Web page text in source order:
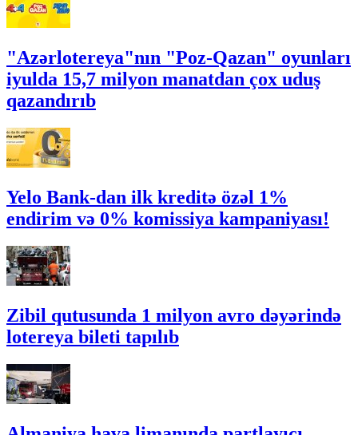
"Azərlotereya"nın "Poz-Qazan" oyunları
iyulda 15,7 milyon manatdan çox uduş
qazandırıb
Yelo Bank-dan ilk kreditə özəl 1%
endirim və 0% komissiya kampaniyası!
Zibil qutusunda 1 milyon avro dəyərində
lotereya bileti tapılıb